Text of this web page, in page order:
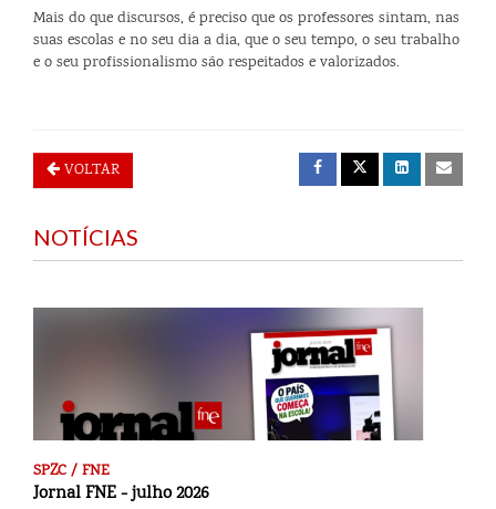
Mais do que discursos, é preciso que os professores sintam, nas
suas escolas e no seu dia a dia, que o seu tempo, o seu trabalho
e o seu profissionalismo são respeitados e valorizados.
VOLTAR
NOTÍCIAS
SPZC / FNE
Jornal FNE - julho 2026